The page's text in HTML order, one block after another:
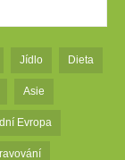
Jídlo Dieta
Asie
Evropa